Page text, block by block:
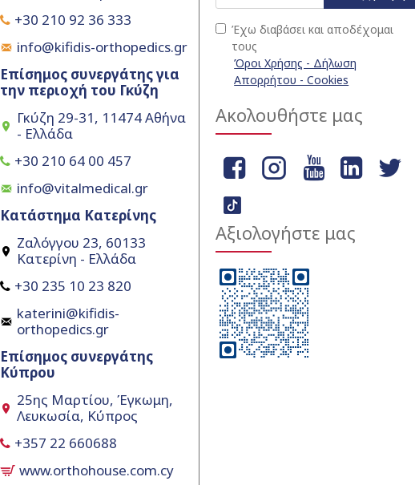
+30 210 92 36 333
info@kifidis-orthopedics.gr
Επίσημος συνεργάτης για
την περιοχή του Γκύζη
Γκύζη 29-31, 11474 Αθήνα
- Ελλάδα
+30 210 64 00 457
info@vitalmedical.gr
Κατάστημα Κατερίνης
Ζαλόγγου 23, 60133
Κατερίνη - Ελλάδα
+30 235 10 23 820
katerini@kifidis-
orthopedics.gr
Επίσημος συνεργάτης
Κύπρου
25ης Μαρτίου, Έγκωμη,
Λευκωσία, Κύπρος
+357 22 660688
www.orthohouse.com.cy
Έχω διαβάσει και αποδέχομαι
τους
Όροι Χρήσης - Δήλωση
Απορρήτου - Cookies
Ακολουθήστε μας
Αξιολογήστε μας